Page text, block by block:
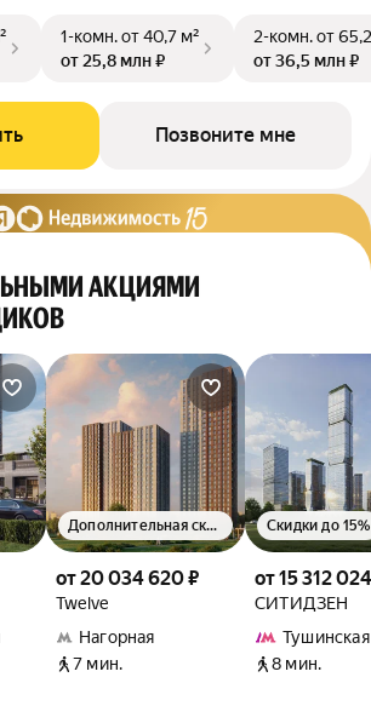
1-комн.от 40,7 м²
от 25,8 млн ₽
2-комн.от
от 36,5 млн ₽
Позвоните мне
АКЦИЯМИ
от 20 034 620 ₽
Twelve
Нагорная
7 мин.
Дополнительная скидка 1.5%
от 15 312
СИТИДЗЕН
Тушинская
8 мин.
Скидки до 15%